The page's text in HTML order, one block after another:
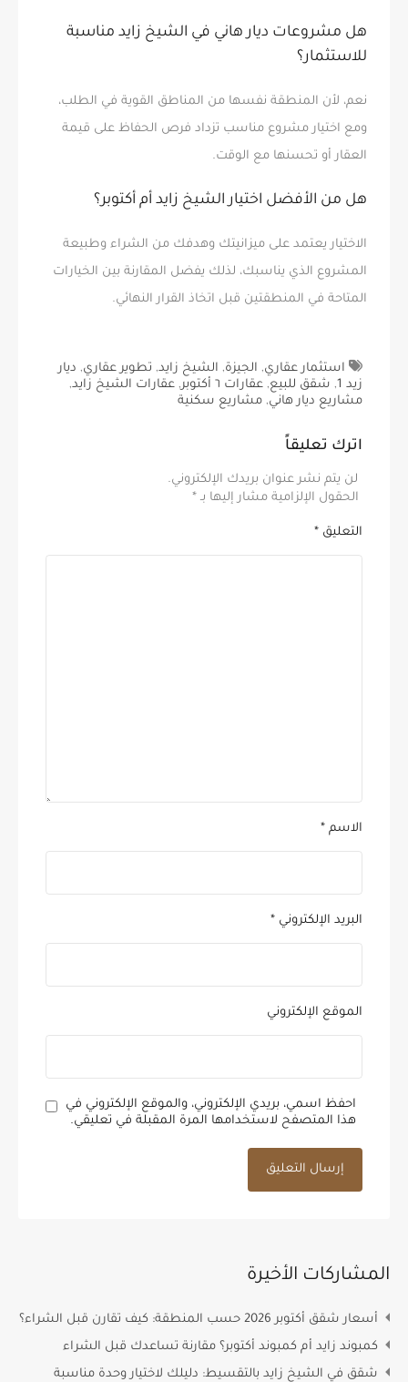
هل مشروعات ديار هاني في الشيخ زايد مناسبة
للاستثمار؟
نعم، لأن المنطقة نفسها من المناطق القوية في الطلب،
ومع اختيار مشروع مناسب تزداد فرص الحفاظ على قيمة
العقار أو تحسنها مع الوقت.
هل من الأفضل اختيار الشيخ زايد أم أكتوبر؟
الاختيار يعتمد على ميزانيتك وهدفك من الشراء وطبيعة
المشروع الذي يناسبك، لذلك يفضل المقارنة بين الخيارات
المتاحة في المنطقتين قبل اتخاذ القرار النهائي.
استثمار عقاري, الجيزة, الشيخ زايد, تطوير عقاري, ديار
زيد 1
, شقق للبيع, عقارات ٦ أكتوبر , عقارات الشيخ زايد,
مشاريع ديار هاني, مشاريع سكنية
اترك تعليقاً
لن يتم نشر عنوان بريدك الإلكتروني.
الحقول الإلزامية مشار إليها بـ *
التعليق *
الاسم *
البريد الإلكتروني *
الموقع الإلكتروني
احفظ اسمي، بريدي الإلكتروني، والموقع الإلكتروني في
هذا المتصفح لاستخدامها المرة المقبلة في تعليقي.
المشاركات الأخيرة
أسعار شقق أكتوبر 2026 حسب المنطقة: كيف تقارن قبل الشراء؟
كمبوند زايد أم كمبوند أكتوبر؟ مقارنة تساعدك قبل الشراء
شقق في الشيخ زايد بالتقسيط: دليلك لاختيار وحدة مناسبة